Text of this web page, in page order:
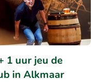
1 uur jeu de
in Alkmaar